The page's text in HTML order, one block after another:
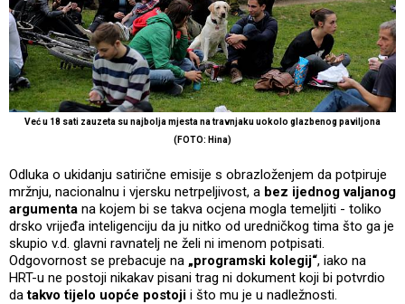
Već u 18 sati zauzeta su najbolja mjesta na travnjaku uokolo glazbenog paviljona
(FOTO: Hina)
Odluka o ukidanju satirične emisije s obrazloženjem da potpiruje
mržnju, nacionalnu i vjersku netrpeljivost, a bez ijednog valjanog
argumenta na kojem bi se takva ocjena mogla temeljiti - toliko
drsko vrijeđa inteligenciju da ju nitko od uredničkog tima što ga je
skupio v.d. glavni ravnatelj ne želi ni imenom potpisati.
Odgovornost se prebacuje na „programski kolegij“, iako na
HRT-u ne postoji nikakav pisani trag ni dokument koji bi potvrdio
datakvo tijelo uopće postoji i što mu je u nadležnosti.